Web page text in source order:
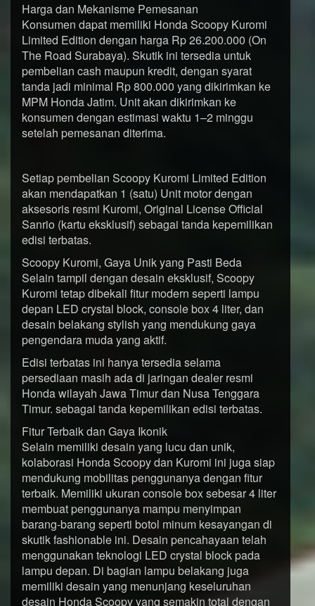
Harga dan Mekanisme Pemesanan
Konsumen dapat memiliki Honda Scoopy Kuromi
Limited Edition dengan harga Rp 26.200.000 (On
The Road Surabaya). Skutik ini tersedia untuk
pembelian cash maupun kredit, dengan syarat
tanda jadi minimal Rp 800.000 yang dikirimkan ke
MPM Honda Jatim. Unit akan dikirimkan ke
konsumen dengan estimasi waktu 1–2 minggu
setelah pemesanan diterima.
Setiap pembelian Scoopy Kuromi Limited Edition
akan mendapatkan 1 (satu) Unit motor dengan
aksesoris resmi Kuromi, Original License Official
Sanrio (kartu eksklusif) sebagai tanda kepemilikan
edisi terbatas.
Scoopy Kuromi, Gaya Unik yang Pasti Beda
Selain tampil dengan desain eksklusif, Scoopy
Kuromi tetap dibekali fitur modern seperti lampu
depan LED crystal block, console box 4 liter, dan
desain belakang stylish yang mendukung gaya
pengendara muda yang aktif.
Edisi terbatas ini hanya tersedia selama
persediaan masih ada di jaringan dealer resmi
Honda wilayah Jawa Timur dan Nusa Tenggara
Timur. sebagai tanda kepemilikan edisi terbatas.
Fitur Terbaik dan Gaya Ikonik
Selain memiliki desain yang lucu dan unik,
kolaborasi Honda Scoopy dan Kuromi ini juga siap
mendukung mobilitas penggunanya dengan fitur
terbaik. Memiliki ukuran console box sebesar 4 liter
membuat penggunanya mampu menyimpan
barang-barang seperti botol minum kesayangan di
skutik fashionable ini. Desain pencahayaan telah
menggunakan teknologi LED crystal block pada
lampu depan. Di bagian lampu belakang juga
memiliki desain yang menunjang keseluruhan
desain Honda Scoopy yang semakin total dengan